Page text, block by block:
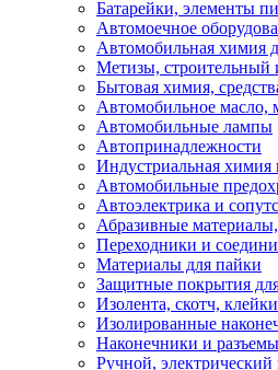
Батарейки, элементы
Автомоечное
Автомобильная химия
Метизы, строительный
Бытовая химия,
Автомобильное масло,
Автомобильные лампы
Автопринадлежности
Индустриальная
Автомобильные
Автоэлектрика и
Абразивные
Переходники и
Материалы для пайки
Защитные покрытия
Изолента, скотч,
Изолированные
Наконечники и
Ручной,